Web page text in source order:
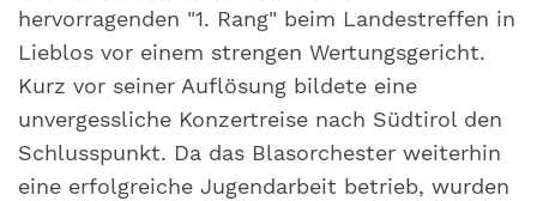
hervorragenden "1. Rang" beim Landestreffen in
Lieblos vor einem strengen Wertungsgericht.
Kurz vor seiner Auflösung bildete eine
unvergessliche Konzertreise nach Südtirol den
Schlusspunkt. Da das Blasorchester weiterhin
eine erfolgreiche Jugendarbeit betrieb, wurden